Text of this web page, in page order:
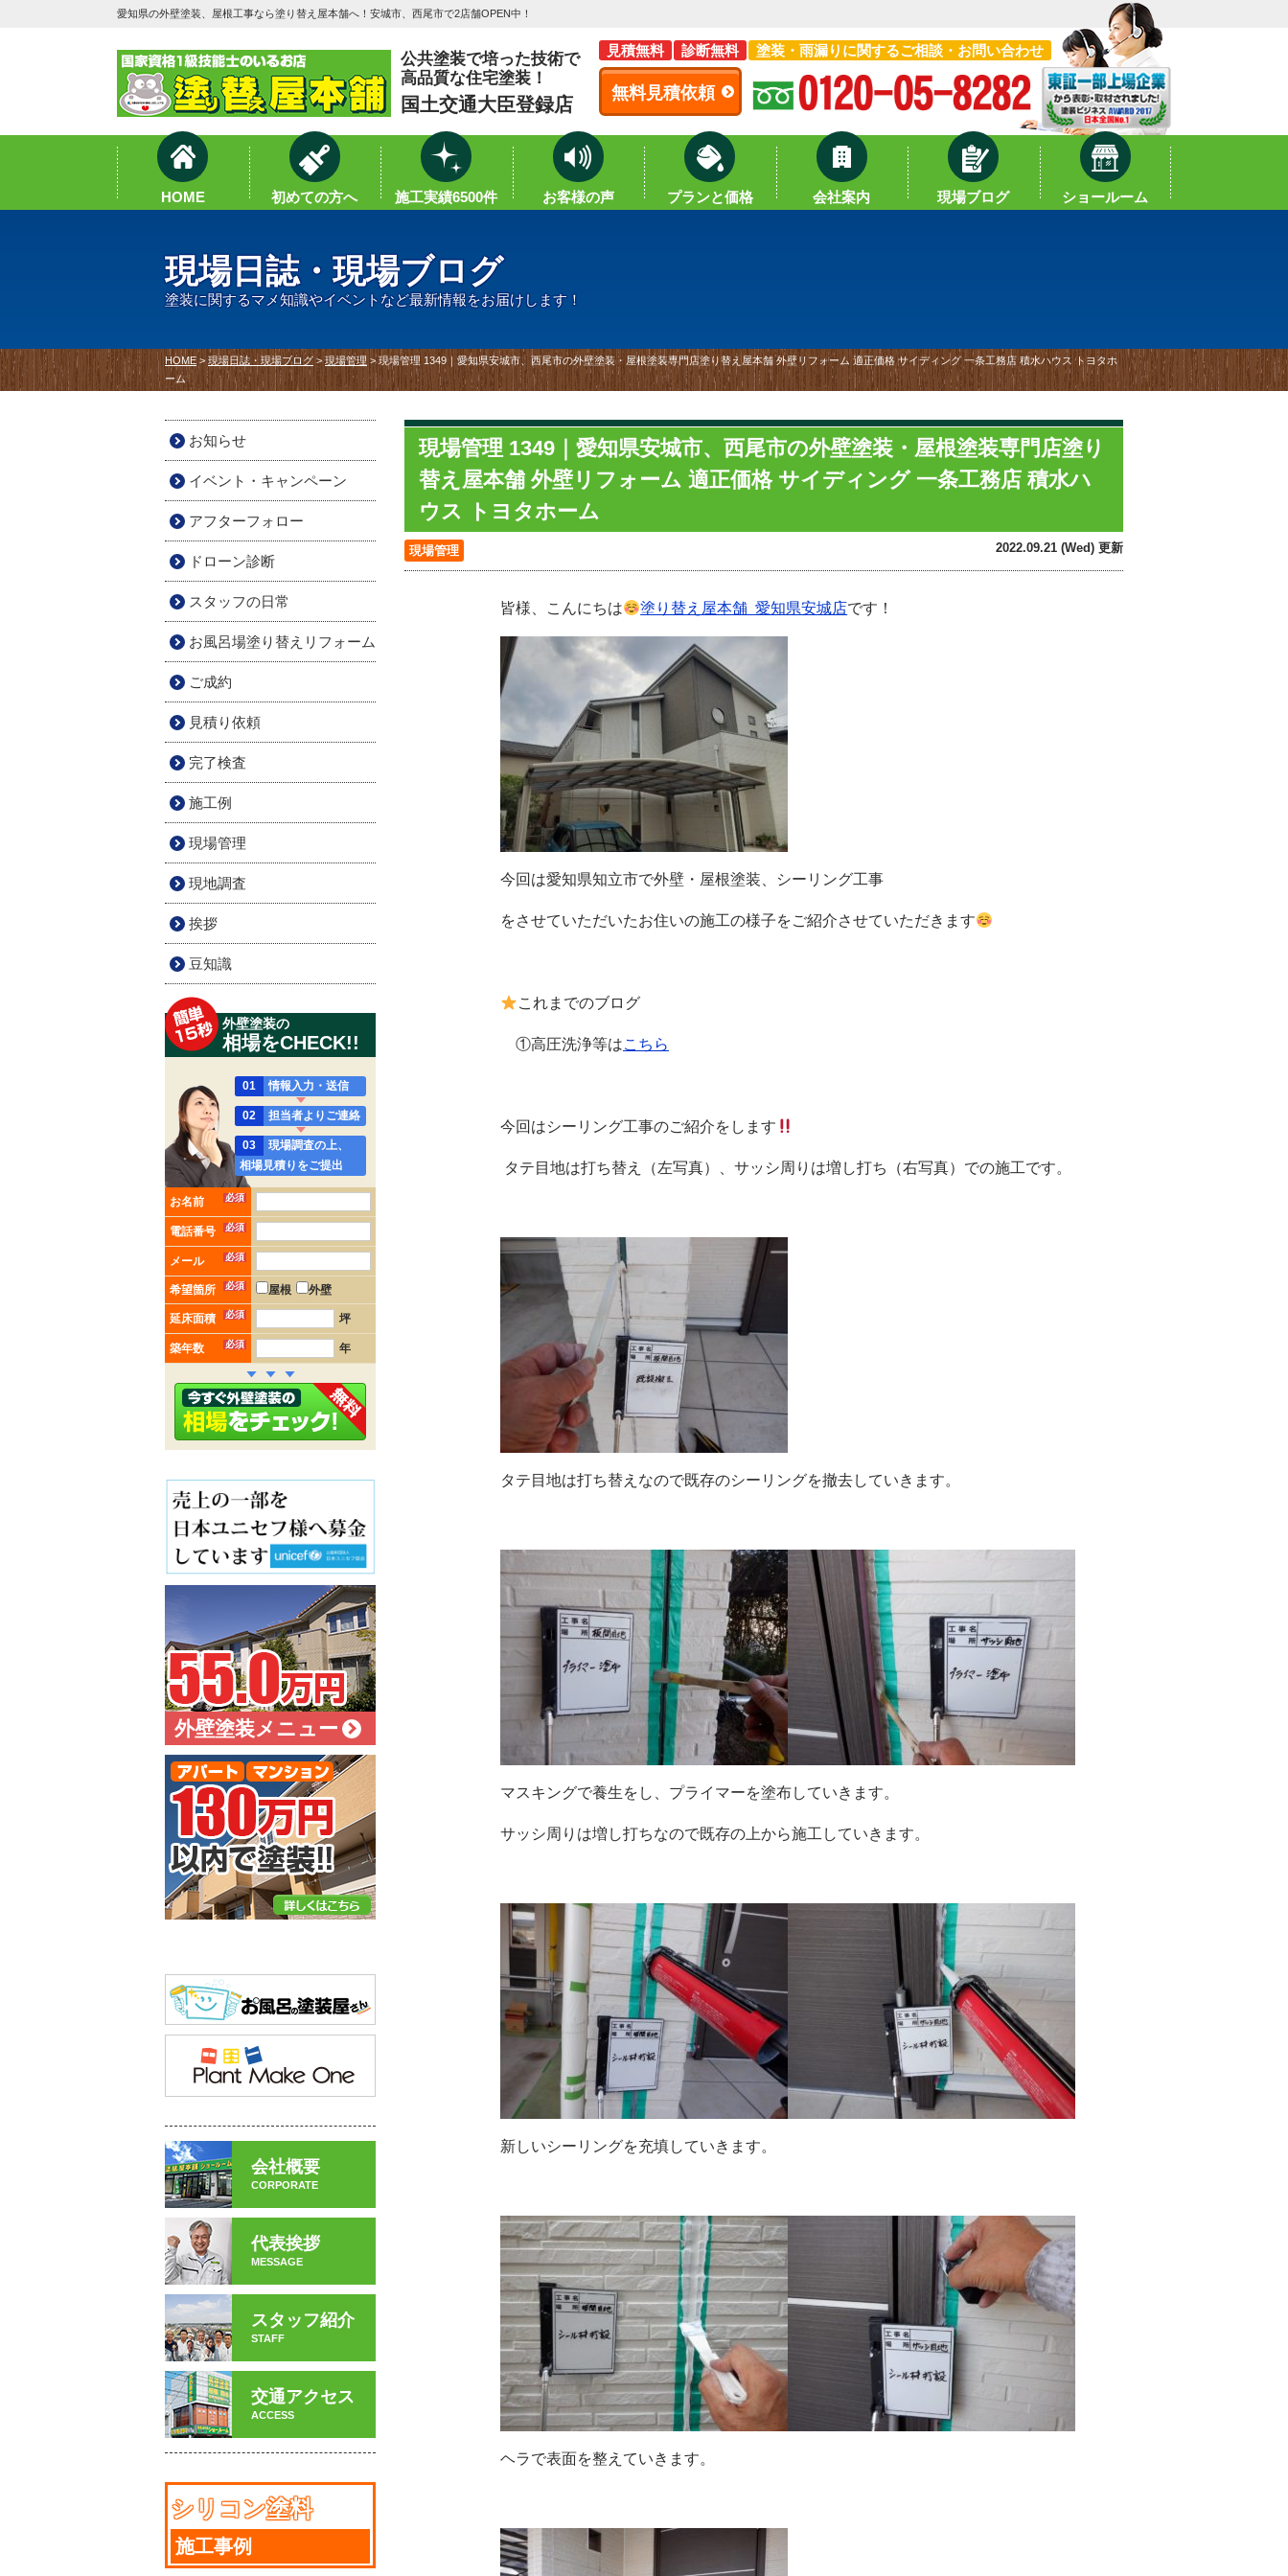
愛知県の外壁塗装、屋根工事なら塗り替え屋本舗へ！安城市、西尾市で2店舗OPEN中！
公共塗装で培った技術で
高品質な住宅塗装！
国土交通大臣登録店
見積無料 診断無料 塗装・雨漏りに関するご相談・お問い合わせ
無料見積依頼
HOME 初めての方へ 施工実績6500件 お客様の声 プランと価格 会社案内 現場ブログ ショールーム
現場日誌・現場ブログ
塗装に関するマメ知識やイベントなど最新情報をお届けします！
HOME> 現場日誌・現場ブログ > 現場管理 >現場管理 1349｜愛知県安城市、西尾市の外壁塗装・屋根塗装専門店塗り替え屋本舗 外壁リフォーム 適正価格 サイディング 一条工務店 積水ハウス トヨタホ
ーム
現場管理 1349｜愛知県安城市、西尾市の外壁塗装・屋根塗装専門店塗り
替え屋本舗 外壁リフォーム 適正価格 サイディング 一条工務店 積水ハ
ウス トヨタホーム
現場管理 2022.09.21 (Wed) 更新
皆様、こんにちは 塗り替え屋本舗 愛知県安城店です！
今回は愛知県知立市で外壁・屋根塗装、シーリング工事
をさせていただいたお住いの施工の様子をご紹介させていただきます
これまでのブログ
①高圧洗浄等はこちら
今回はシーリング工事のご紹介をします
タテ目地は打ち替え（左写真）、サッシ周りは増し打ち（右写真）での施工です。
タテ目地は打ち替えなので既存のシーリングを撤去していきます。
マスキングで養生をし、プライマーを塗布していきます。
サッシ周りは増し打ちなので既存の上から施工していきます。
新しいシーリングを充填していきます。
ヘラで表面を整えていきます。
お知らせ
イベント・キャンペーン
アフターフォロー
ドローン診断
スタッフの日常
お風呂場塗り替えリフォーム
ご成約
見積り依頼
完了検査
施工例
現場管理
現地調査
挨拶
豆知識
外壁塗装の
相場をCHECK!!
01 情報入力・送信
02 担当者よりご連絡
03
現場調査の上、
相場見積りをご提出
お名前 必須
電話番号 必須
メール 必須
希望箇所 必須 屋根 外壁
延床面積 必須 坪
築年数 必須 年
外壁塗装メニュー
会社概要
CORPORATE
代表挨拶
MESSAGE
スタッフ紹介
STAFF
交通アクセス
ACCESS
シリコン塗料
施工事例